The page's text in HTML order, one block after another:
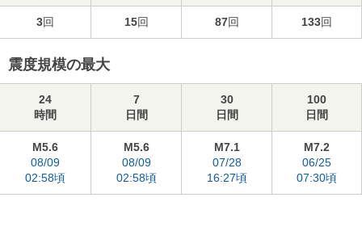
3回 15回 87回 133回
震度規模の最大
24
時間
7
日間
30
日間
100
日間
M5.6
08/09
02:58頃
M5.6
08/09
02:58頃
M7.1
07/28
16:27頃
M7.2
06/25
07:30頃